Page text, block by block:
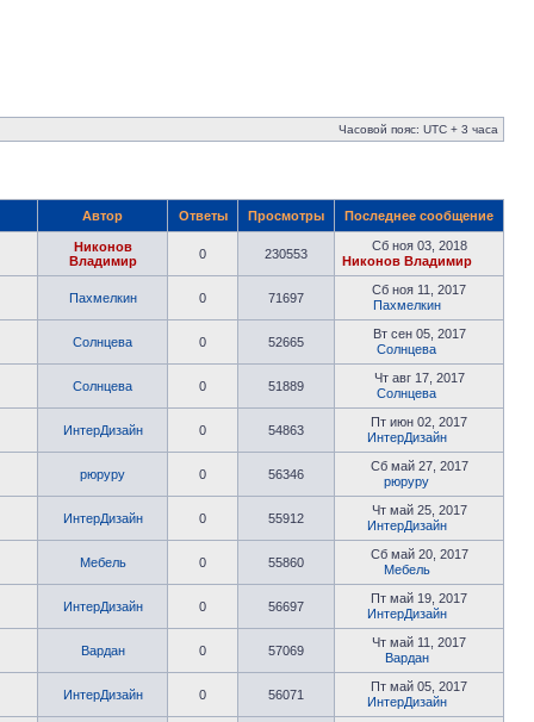
Часовой пояс: UTC + 3 часа
Автор Ответы Просмотры Последнее сообщение
Никонов
Владимир
0 230553
Сб ноя 03, 2018
Никонов Владимир
Пахмелкин 0 71697
Сб ноя 11, 2017
Пахмелкин
Солнцева 0 52665
Вт сен 05, 2017
Солнцева
Солнцева 0 51889
Чт авг 17, 2017
Солнцева
ИнтерДизайн 0 54863
Пт июн 02, 2017
ИнтерДизайн
рюруру 0 56346
Сб май 27, 2017
рюруру
ИнтерДизайн 0 55912
Чт май 25, 2017
ИнтерДизайн
Мебель 0 55860
Сб май 20, 2017
Мебель
ИнтерДизайн 0 56697
Пт май 19, 2017
ИнтерДизайн
Вардан 0 57069
Чт май 11, 2017
Вардан
ИнтерДизайн 0 56071
Пт май 05, 2017
ИнтерДизайн